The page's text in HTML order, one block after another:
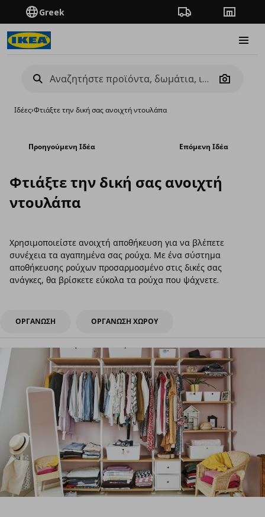
Greek Πορεία παραγγελίας
Camera
Ιδέες›Φτιάξτε την δική σας ανοιχτή ντουλάπα
Προηγούμενη Ιδέα Επόμενη Ιδέα
Φτιάξτε την δική σας ανοιχτή
ντουλάπα
Χρησιμοποιείστε ανοιχτή αποθήκευση για να βλέπετε
συνέχεια τα αγαπημένα σας ρούχα. Με ένα σύστημα
αποθήκευσης ρούχων προσαρμοσμένο στις δικές σας
ανάγκες, θα βρίσκετε εύκολα τα ρούχα που ψάχνετε.
ΟΡΓΑΝΩΣΗ ΟΡΓΑΝΩΣΗ ΧΩΡΟΥ